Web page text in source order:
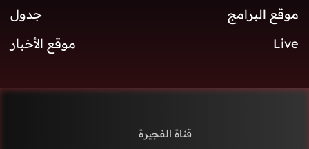
موقع البرامج
جدول
Live
موقع الأخبار
قناة الفجيرة